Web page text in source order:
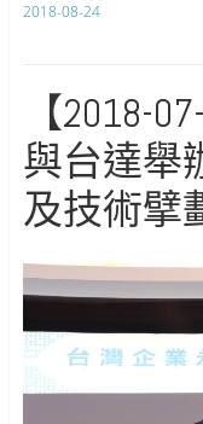
2018-08-24
【2018-
與台達舉
及技術擘